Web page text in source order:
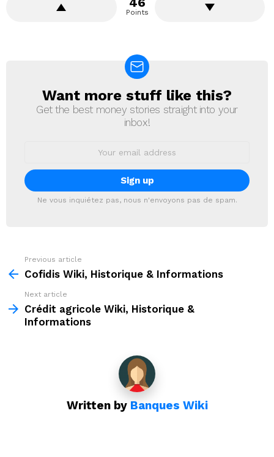
Points
NEWSLETTER
Want more stuff like this?
Get the best money stories straight into your
inbox!
Ne vous inquiétez pas, nous n'envoyons pas de spam.
more
Previous article
Cofidis Wiki, Historique & Informations
Next article
Crédit agricole Wiki, Historique &
Informations
Written by Banques Wiki